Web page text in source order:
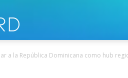
a la República Dominicana como hub